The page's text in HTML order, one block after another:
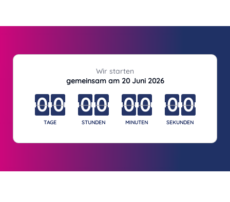
Wir starten
gemeinsam am 20 Juni 2026
TAGE
0
0 0
0
STUNDEN
0
0 0
0:
MINUTEN
0
0 0
0
SEKUNDEN
0
0 0
0